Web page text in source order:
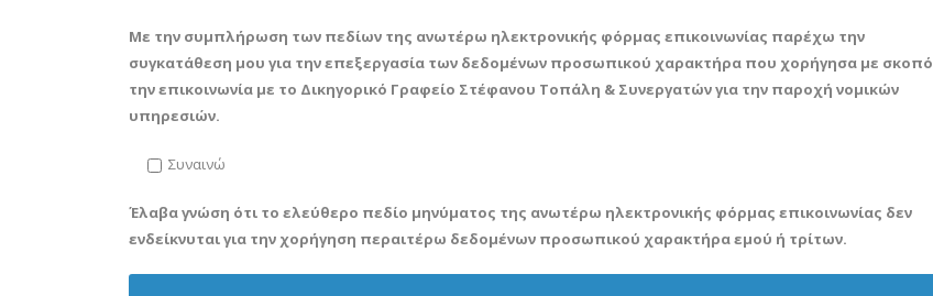
Με την συμπλήρωση των πεδίων της ανωτέρω ηλεκτρονικής φόρμας επικοινωνίας παρέχω την
συγκατάθεση μου για την επεξεργασία των δεδομένων προσωπικού χαρακτήρα που χορήγησα με σκοπό
την επικοινωνία με το Δικηγορικό Γραφείο Στέφανου Τοπάλη & Συνεργατών για την παροχή νομικών
υπηρεσιών.
Συναινώ
Έλαβα γνώση ότι το ελεύθερο πεδίο μηνύματος της ανωτέρω ηλεκτρονικής φόρμας επικοινωνίας δεν
ενδείκνυται για την χορήγηση περαιτέρω δεδομένων προσωπικού χαρακτήρα εμού ή τρίτων.